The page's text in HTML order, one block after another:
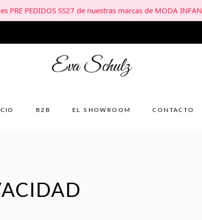
B2B EL SHOWROOM CONTACTO
PRE PEDIDOS SS27 de nuestras marcas de MODA